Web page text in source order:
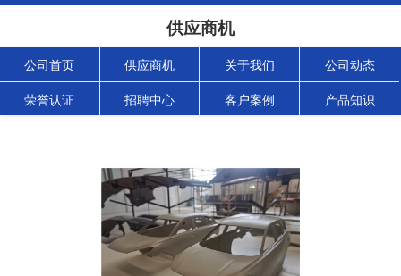
供应商机
公司首页 供应商机 关于我们 公司动态
荣誉认证 招聘中心 客户案例 产品知识